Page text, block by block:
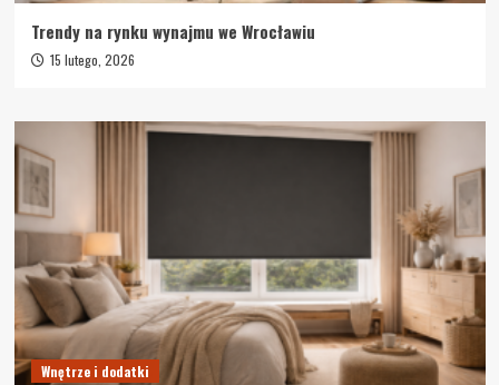
Trendy na rynku wynajmu we Wrocławiu
15 lutego, 2026
Wnętrze i dodatki